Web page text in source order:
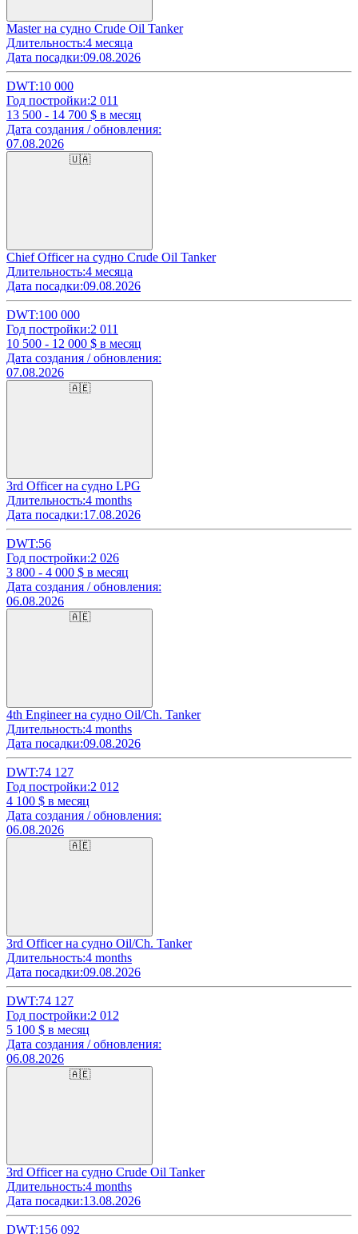
Master на судно Crude Oil Tanker
Длительность:4 месяца
Дата посадки:09.08.2026
DWT:10 000
Год постройки:2 011
13 500 - 14 700 $ в месяц
Дата создания / обновления:
07.08.2026
🇺🇦
Chief Officer на судно Crude Oil Tanker
Длительность:4 месяца
Дата посадки:09.08.2026
DWT:100 000
Год постройки:2 011
10 500 - 12 000 $ в месяц
Дата создания / обновления:
07.08.2026
🇦🇪
3rd Officer на судно LPG
Длительность:4 months
Дата посадки:17.08.2026
DWT:56
Год постройки:2 026
3 800 - 4 000 $ в месяц
Дата создания / обновления:
06.08.2026
🇦🇪
4th Engineer на судно Oil/Ch. Tanker
Длительность:4 months
Дата посадки:09.08.2026
DWT:74 127
Год постройки:2 012
4 100 $ в месяц
Дата создания / обновления:
06.08.2026
🇦🇪
3rd Officer на судно Oil/Ch. Tanker
Длительность:4 months
Дата посадки:09.08.2026
DWT:74 127
Год постройки:2 012
5 100 $ в месяц
Дата создания / обновления:
06.08.2026
🇦🇪
3rd Officer на судно Crude Oil Tanker
Длительность:4 months
Дата посадки:13.08.2026
DWT:156 092